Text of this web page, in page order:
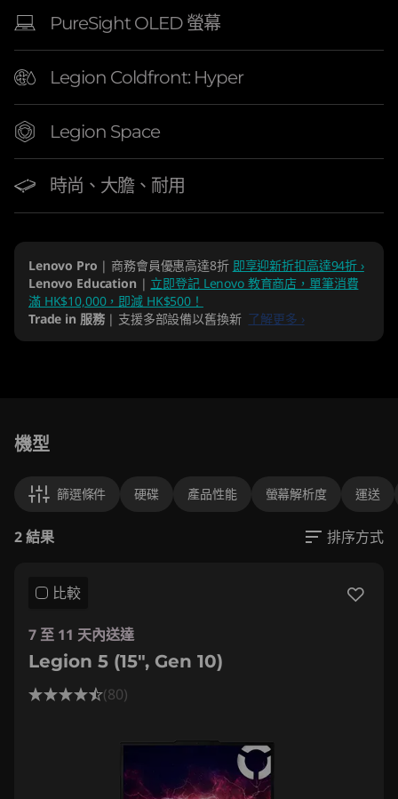
o
p
PureSight OLED 螢幕
Legion Coldfront: Hyper
Legion Space
時尚、大膽、耐用
Lenovo Pro | 商務會員優惠高達8折 即享迎新折扣高達94折 ›
Lenovo Education | 立即登記 Lenovo 教育商店，單筆消費
滿 HK$10,000，即減 HK$500！
Trade in 服務| 支援多部設備以舊換新 了解更多 ›
機型
篩選條件 硬碟 產品性能 螢幕解析度 運送
2 結果 排序方式
比較
7 至 11 天內送達
Legion 5 (15", Gen 10)
(80)